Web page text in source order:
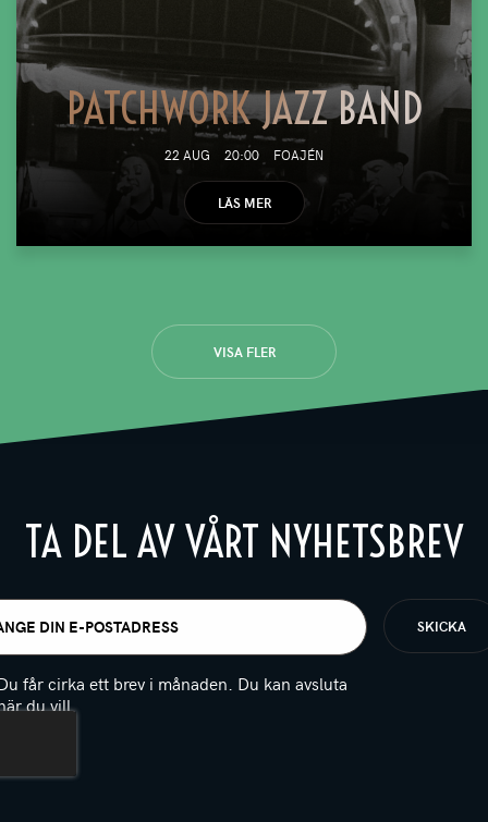
PATCHWORK JAZZ BAND
22 AUG 20:00 FOAJÉN
LÄS MER
VISA FLER
TA DEL AV VÅRT NYHETSBREV
får cirka ett brev i månaden. Du kan avsluta
du vill.